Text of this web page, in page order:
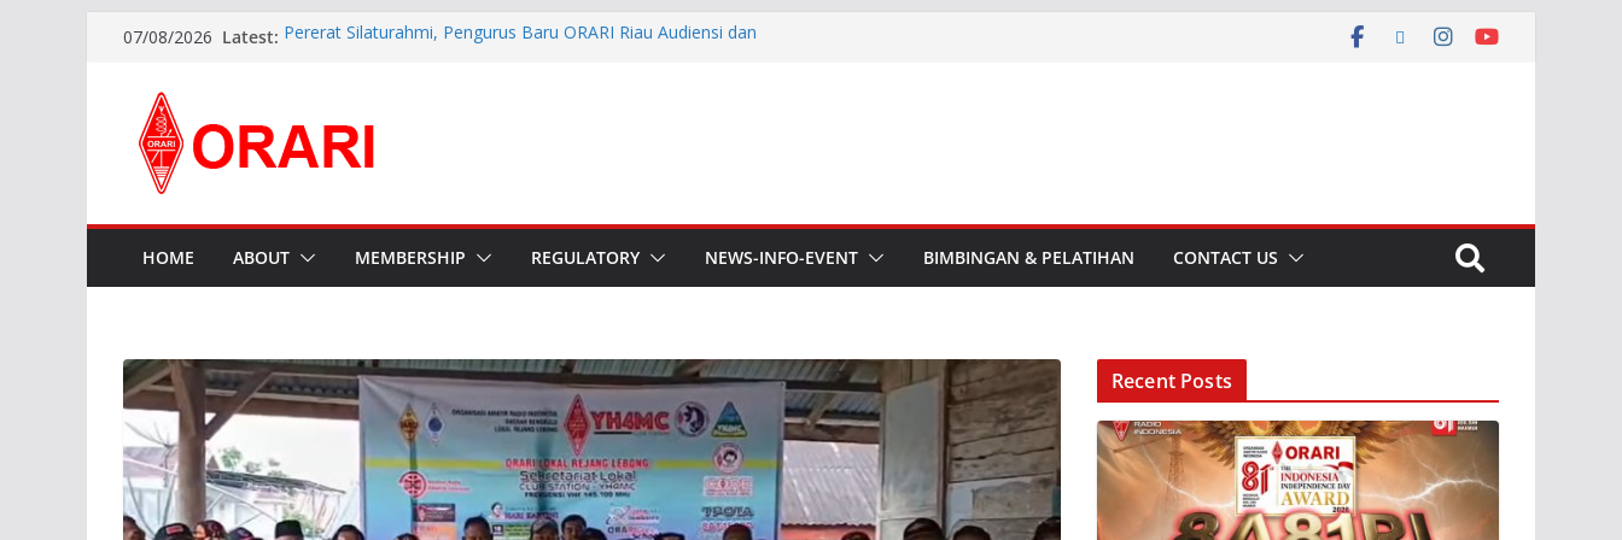
07/08/2026 Latest: Pererat Silaturahmi, Pengurus Baru ORARI Riau Audiensi dan
Preparatory Group for WRC-27 )
Aftiyedi Dalimunthe (YC5NNF) Resmi Pimpin ORARI Lokal
Perkokoh Sinergi Amatir Radio, Ketua Orari Daerah Riau
Beserta Jajaran Hadiri Muslok III Bengkalis
HOME ABOUT MEMBERSHIP REGULATORY NEWS-INFO-EVENT BIMBINGAN & PELATIHAN CONTACT US
Recent Posts